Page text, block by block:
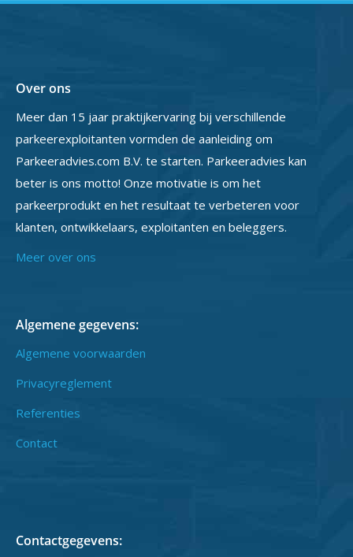
Over ons
Meer dan 15 jaar praktijkervaring bij verschillende
parkeerexploitanten vormden de aanleiding om
Parkeeradvies.com B.V. te starten. Parkeeradvies kan
beter is ons motto! Onze motivatie is om het
parkeerprodukt en het resultaat te verbeteren voor
klanten, ontwikkelaars, exploitanten en beleggers.
Meer over ons
Algemene gegevens:
Algemene voorwaarden
Privacyreglement
Referenties
Contact
Contactgegevens: